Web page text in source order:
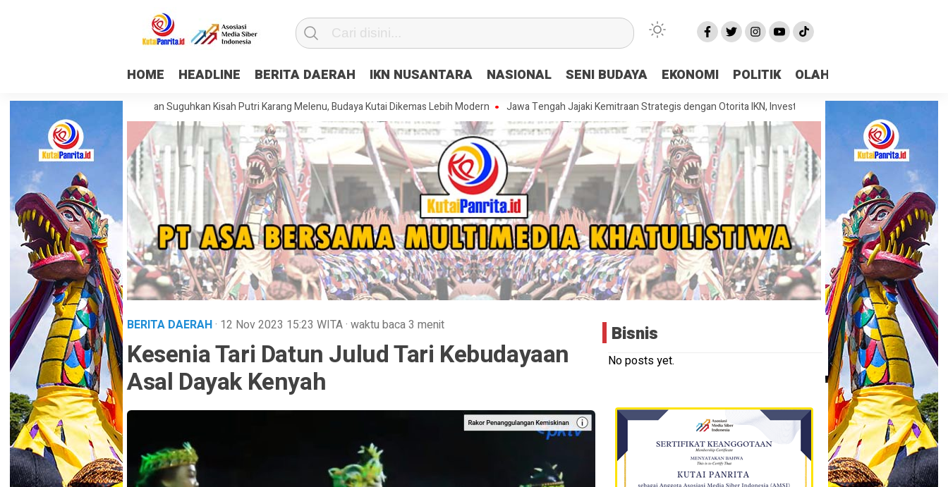
HOME HEADLINE BERITA DAERAH IKN NUSANTARA NASIONAL SENI BUDAYA EKONOMI POLITIK OLAHRAGA
Museum Mulawarman Suguhkan Kisah Putri Karang Melenu, Budaya Kutai Dikemas Lebih Modern Jawa Tengah Jajaki Kemitraan Strategis dengan Otorita IKN, Investasi dan Kolaborasi Jadi Fokus Pembahasan
BERITA DAERAH· 12 Nov 2023 15:23 WITA· waktu baca 3 menit
Kesenia Tari Datun Julud Tari Kebudayaan
Asal Dayak Kenyah
Bisnis
No posts yet.